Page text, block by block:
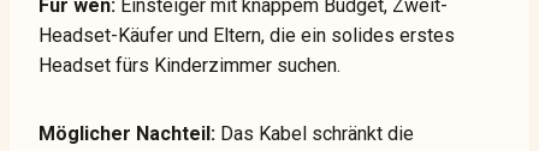
Für wen: Einsteiger mit knappem Budget, Zweit-
Headset-Käufer und Eltern, die ein solides erstes
Headset fürs Kinderzimmer suchen.
Möglicher Nachteil: Das Kabel schränkt die